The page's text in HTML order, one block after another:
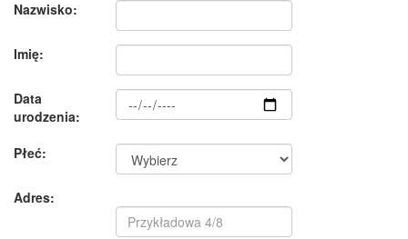
Nazwisko:
Imię:
Data
urodzenia:
Płeć:
Adres: